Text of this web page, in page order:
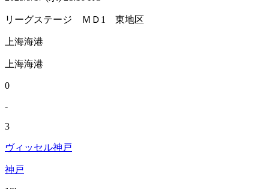
リーグステージ ＭＤ1 東地区
上海海港
上海海港
0
-
3
ヴィッセル神戸
神戸